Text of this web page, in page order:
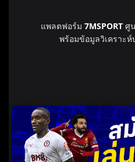
แพลตฟอร์ม 7MSPORTศูน
พร้อมข้อมูลวิเคราะ
© 2026 7MSPORT. All rights